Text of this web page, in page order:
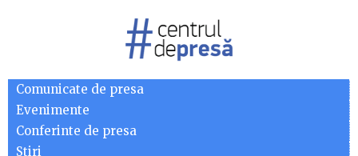
Comunicate de presa
Evenimente
Conferinte de presa
Stiri